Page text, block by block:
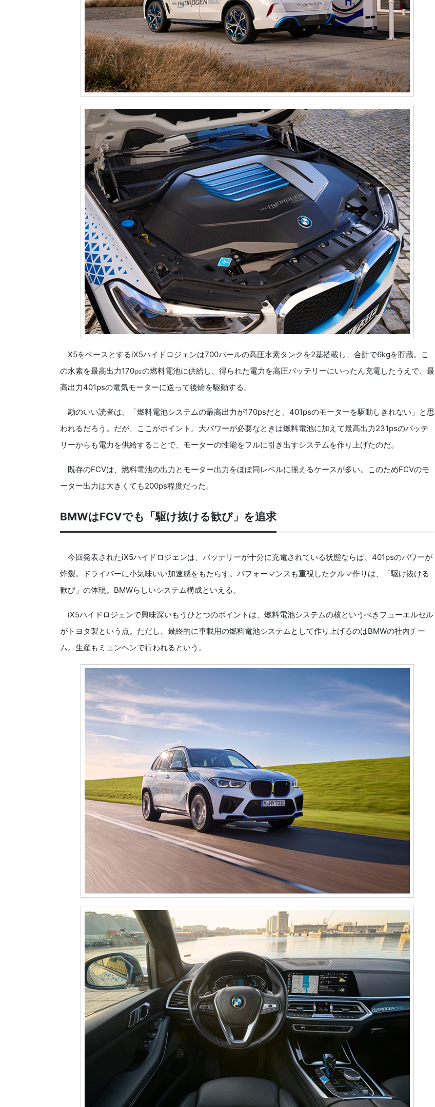
X5をベースとするiX5ハイドロジェンは700バールの高圧水素タンクを2基搭載し、合計で6kgを貯蔵。こ
の水素を最高出力170㎰の燃料電池に供給し、得られた電力を高圧バッテリーにいったん充電したうえで、最
高出力401psの電気モーターに送って後輪を駆動する。
勘のいい読者は、「燃料電池システムの最高出力が170psだと、401psのモーターを駆動しきれない」と思
われるだろう。だが、ここがポイント。大パワーが必要なときは燃料電池に加えて最高出力231psのバッテ
リーからも電力を供給することで、モーターの性能をフルに引き出すシステムを作り上げたのだ。
既存のFCVは、燃料電池の出力とモーター出力をほぼ同レベルに揃えるケースが多い。このためFCVのモ
ーター出力は大きくても200ps程度だった。
BMWはFCVでも「駆け抜ける歓び」を追求
今回発表されたiX5ハイドロジェンは、バッテリーが十分に充電されている状態ならば、401psのパワーが
炸裂。ドライバーに小気味いい加速感をもたらす。パフォーマンスも重視したクルマ作りは、「駆け抜ける
歓び」の体現。BMWらしいシステム構成といえる。
iX5ハイドロジェンで興味深いもうひとつのポイントは、燃料電池システムの核というべきフューエルセル
がトヨタ製という点。ただし、最終的に車載用の燃料電池システムとして作り上げるのはBMWの社内チー
ム。生産もミュンヘンで行われるという。